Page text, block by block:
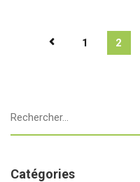
1 2
Catégories